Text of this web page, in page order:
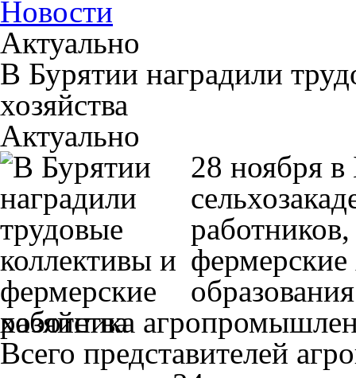
Новости
Актуально
В Бурятии наградили
хозяйства
Актуально
28 ноября в
работника
Всего представителей